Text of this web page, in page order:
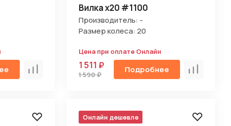
Сравнить
Вилка х20 #1100
Производитель: -
Размер колеса: 20
Цена при оплате Онлайн
1 511 ₽
1 590 ₽ Подробнее Сравнить
Онлайн дешевле